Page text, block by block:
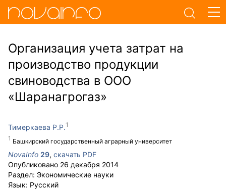
Организация учета затрат на
производство продукции
свиноводства в ООО
«Шаранагрогаз»
Тимеркаева Р.Р.
Башкирский государственный аграрный университет
NovaInfo 29, скачать PDF
Опубликовано 26 декабря 2014
Раздел: Экономические науки
Язык: Русский